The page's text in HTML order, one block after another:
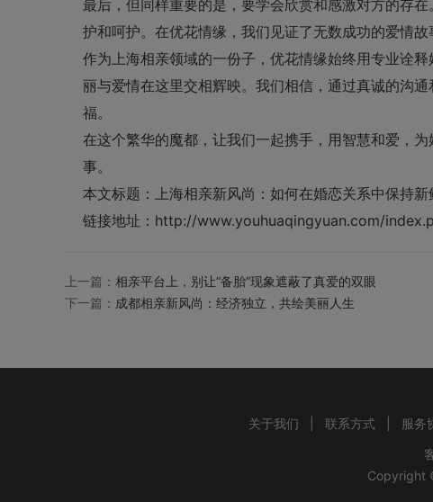
最后，但同样重要的是，要学会欣赏和感激对方的存
护和呵护。在优花情缘，我们见证了无数成功的爱情
作为上海相亲领域的一份子， 优花情缘始终用专业诠释
丽与爱情在这里交相辉映。我们相信，通过真诚的沟
福。
在这个繁华的魔都，让我们一起携手，用智慧和爱，
事。
本文标题： 上海相亲新风尚：如何在婚恋关系中保持新
链接地址： http://www.youhuaqingyuan.com/
上一篇： 相亲平台上，别让“备胎”现象遮蔽了真爱的双眼
下一篇： 成都相亲新风尚：经济独立，共绘美丽人生
关于我们 联系方式 服务
Copyright